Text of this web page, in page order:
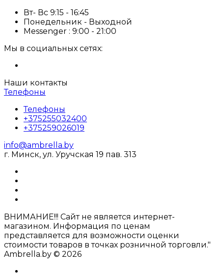
Вт- Вс 9:15 - 16:45
Понедельник - Выходной
Messenger : 9:00 - 21:00
Мы в социальных сетях:
Наши контакты
Телефоны
Телефоны
+375255032400
+375259026019
info@ambrella.by
г. Минск, ул. Уручская 19 пав. 313
ВНИМАНИЕ!!! Сайт не является интернет-
магазином. Информация по ценам
представляется для возможности оценки
стоимости товаров в точках розничной торговли."
Ambrella.by © 2026